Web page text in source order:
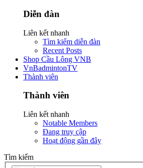
Diễn đàn
Liên kết nhanh
Tìm kiếm diễn đàn
Recent Posts
Shop Cầu Lông VNB
VnBadmintonTV
Thành viên
Thành viên
Liên kết nhanh
Notable Members
Đang truy cập
Hoạt động gần đây
Tìm kiếm